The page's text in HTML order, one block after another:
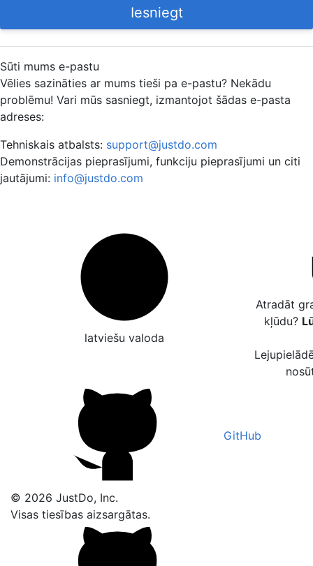
Iesniegt
Sūti mums e-pastu
Vēlies sazināties ar mums tieši pa e-pastu? Nekādu
problēmu! Vari mūs sasniegt, izmantojot šādas e-pasta
adreses:
Tehniskais atbalsts: support@justdo.com
Demonstrācijas pieprasījumi, funkciju pieprasījumi un citi
jautājumi: info@justdo.com
latviešu valoda
Atradāt
kļūdu?
GitHub
© 2026 JustDo, Inc.
Visas tiesības aizsargātas.